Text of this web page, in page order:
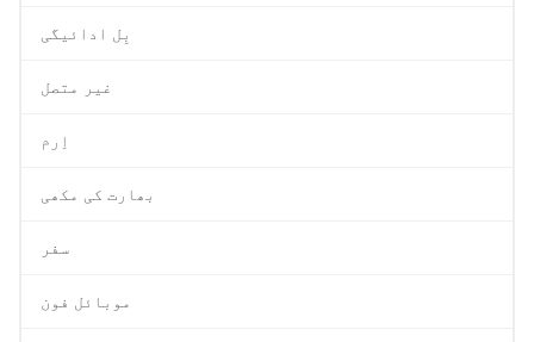
بِل ادائیگی
غیر متصل
اِرم
بھارت کی مکھی
سفر
موبائل فون